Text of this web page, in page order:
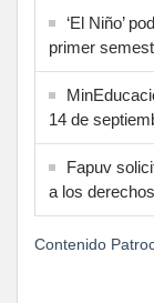
‘El Niño’
primer
14 de
Fapuv
a los
Contenido